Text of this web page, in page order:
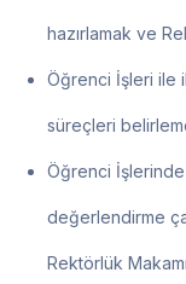
hazırlamak ve
Öğrenci İşleri ile
süreçleri
Öğrenci
değerlendirme
Rektörlük